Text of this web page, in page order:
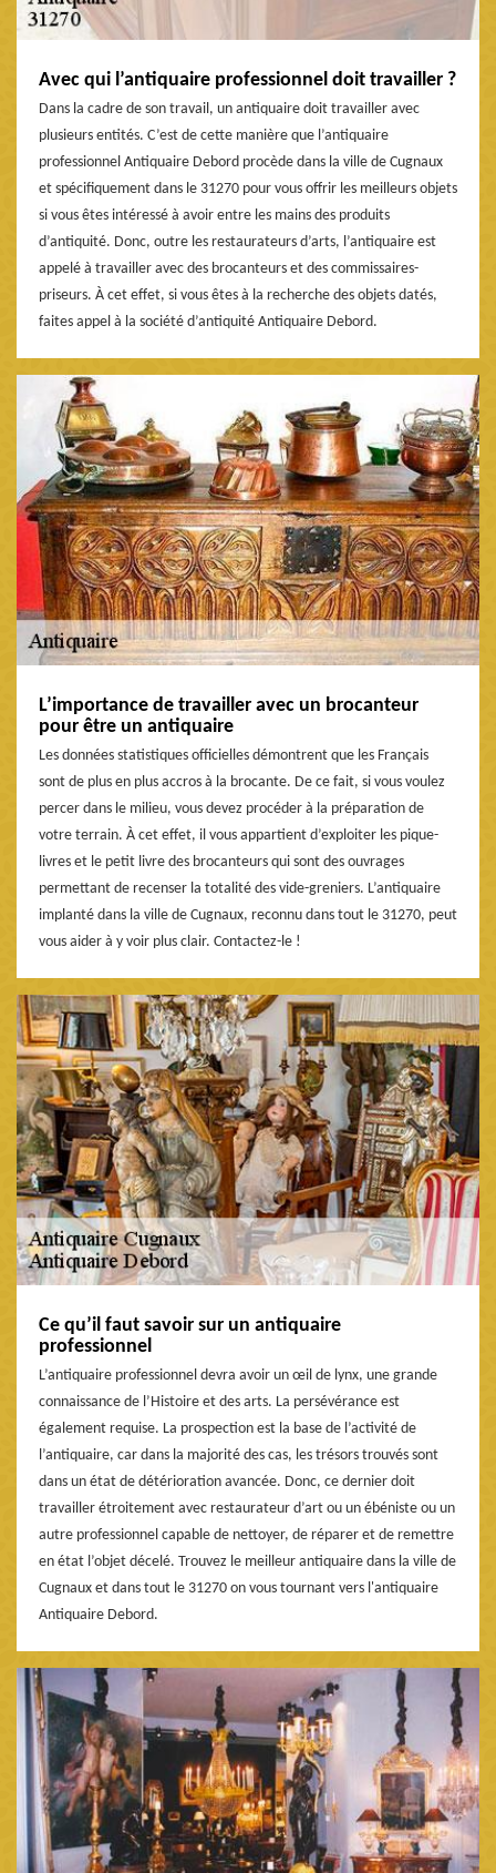
Avec qui l’antiquaire professionnel doit travailler ?
Dans la cadre de son travail, un antiquaire doit travailler avec
plusieurs entités. C’est de cette manière que l’antiquaire
professionnel Antiquaire Debord procède dans la ville de Cugnaux
et spécifiquement dans le 31270 pour vous offrir les meilleurs objets
si vous êtes intéressé à avoir entre les mains des produits
d’antiquité. Donc, outre les restaurateurs d’arts, l’antiquaire est
appelé à travailler avec des brocanteurs et des commissaires-
priseurs. À cet effet, si vous êtes à la recherche des objets datés,
faites appel à la société d’antiquité Antiquaire Debord.
L’importance de travailler avec un brocanteur
pour être un antiquaire
Les données statistiques officielles démontrent que les Français
sont de plus en plus accros à la brocante. De ce fait, si vous voulez
percer dans le milieu, vous devez procéder à la préparation de
votre terrain. À cet effet, il vous appartient d’exploiter les pique-
livres et le petit livre des brocanteurs qui sont des ouvrages
permettant de recenser la totalité des vide-greniers. L’antiquaire
implanté dans la ville de Cugnaux, reconnu dans tout le 31270, peut
vous aider à y voir plus clair. Contactez-le !
Ce qu’il faut savoir sur un antiquaire
professionnel
L’antiquaire professionnel devra avoir un œil de lynx, une grande
connaissance de l’Histoire et des arts. La persévérance est
également requise. La prospection est la base de l’activité de
l’antiquaire, car dans la majorité des cas, les trésors trouvés sont
dans un état de détérioration avancée. Donc, ce dernier doit
travailler étroitement avec restaurateur d’art ou un ébéniste ou un
autre professionnel capable de nettoyer, de réparer et de remettre
en état l’objet décelé. Trouvez le meilleur antiquaire dans la ville de
Cugnaux et dans tout le 31270 on vous tournant vers l'antiquaire
Antiquaire Debord.